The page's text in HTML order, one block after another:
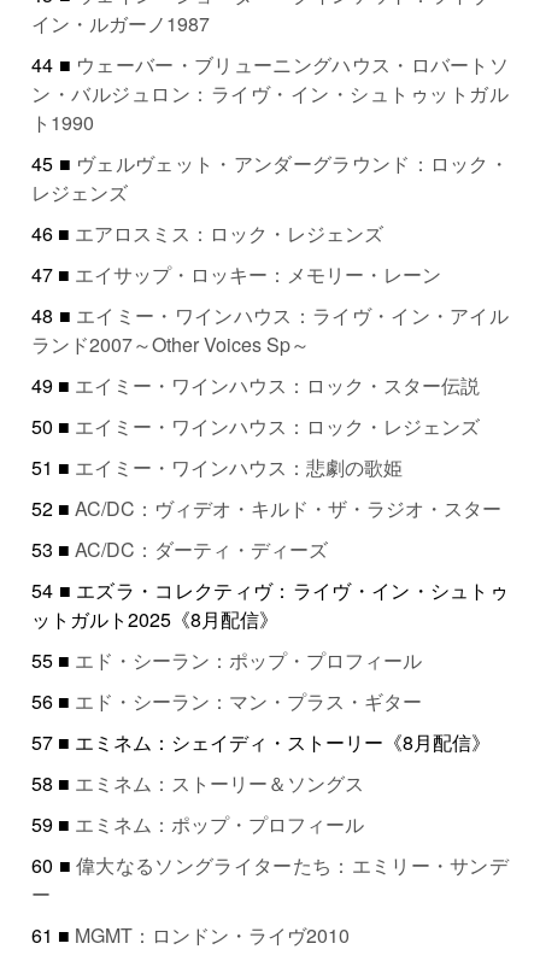
イン・ルガーノ1987
44 ■ ウェーバー・ブリューニングハウス・ロバートソ
ン・バルジュロン：ライヴ・イン・シュトゥットガル
ト1990
45 ■ ヴェルヴェット・アンダーグラウンド：ロック・
レジェンズ
46 ■ エアロスミス：ロック・レジェンズ
47 ■ エイサップ・ロッキー：メモリー・レーン
48 ■ エイミー・ワインハウス：ライヴ・イン・アイル
ランド2007～Other Voices Sp～
49 ■ エイミー・ワインハウス：ロック・スター伝説
50 ■ エイミー・ワインハウス：ロック・レジェンズ
51 ■ エイミー・ワインハウス：悲劇の歌姫
52 ■AC/DC：ヴィデオ・キルド・ザ・ラジオ・スター
53 ■AC/DC：ダーティ・ディーズ
54 ■ エズラ・コレクティヴ：ライヴ・イン・シュトゥ
ットガルト2025《8月配信》
55 ■ エド・シーラン：ポップ・プロフィール
56 ■ エド・シーラン：マン・プラス・ギター
57 ■ エミネム：シェイディ・ストーリー《8月配信》
58 ■ エミネム：ストーリー＆ソングス
59 ■ エミネム：ポップ・プロフィール
60 ■偉大なるソングライターたち：エミリー・サンデ
ー
61 ■ MGMT：ロンドン・ライヴ2010